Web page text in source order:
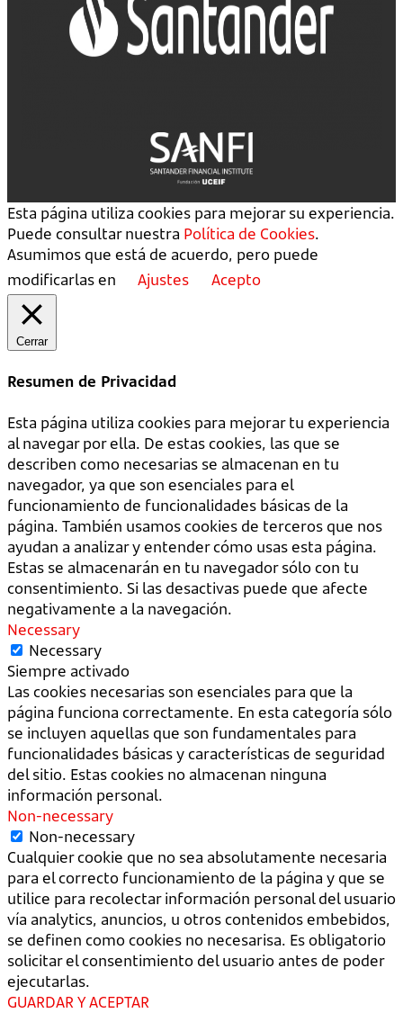
Esta página utiliza cookies para mejorar su experiencia.
Puede consultar nuestra Política de Cookies.
Asumimos que está de acuerdo, pero puede
modificarlas en
Ajustes Acepto
Cerrar
Resumen de Privacidad
Esta página utiliza cookies para mejorar tu experiencia
al navegar por ella. De estas cookies, las que se
describen como necesarias se almacenan en tu
navegador, ya que son esenciales para el
funcionamiento de funcionalidades básicas de la
página. También usamos cookies de terceros que nos
ayudan a analizar y entender cómo usas esta página.
Estas se almacenarán en tu navegador sólo con tu
consentimiento. Si las desactivas puede que afecte
negativamente a la navegación.
Necessary
Necessary
Siempre activado
Las cookies necesarias son esenciales para que la
página funciona correctamente. En esta categoría sólo
se incluyen aquellas que son fundamentales para
funcionalidades básicas y características de seguridad
del sitio. Estas cookies no almacenan ninguna
información personal.
Non-necessary
Non-necessary
Cualquier cookie que no sea absolutamente necesaria
para el correcto funcionamiento de la página y que se
utilice para recolectar información personal del usuario
vía analytics, anuncios, u otros contenidos embebidos,
se definen como cookies no necesarisa. Es obligatorio
solicitar el consentimiento del usuario antes de poder
ejecutarlas.
GUARDAR Y ACEPTAR